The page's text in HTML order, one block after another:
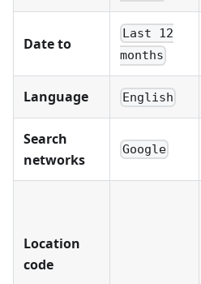
Date to
Last 12
months
Language English
Search
networks
Google
Location
code